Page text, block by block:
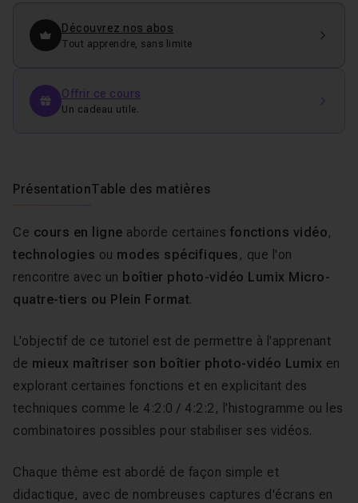
Découvrez nos abos
Tout apprendre, sans limite
Offrir ce cours
Un cadeau utile.
PrésentationTable des matières
Ce cours en ligne aborde certaines fonctions vidéo,
technologies ou modes spécifiques , que l'on
rencontre avec un boîtier photo-vidéo Lumix Micro-
quatre-tiers ou Plein Format.
L'objectif de ce tutoriel est de permettre à l'apprenant
de mieux maîtriser son boîtier photo-vidéo Lumix en
explorant certaines fonctions et en explicitant des
techniques comme le 4:2:0 / 4:2:2, l'histogramme ou les
combinatoires possibles pour stabiliser ses vidéos.
Chaque thème est abordé de façon simple et
didactique, avec de nombreuses captures d'écrans en